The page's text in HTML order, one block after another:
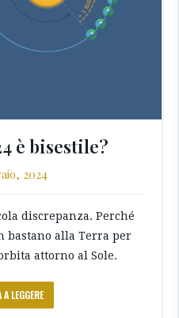
è bisestile?
2024
discrepanza. Perché
bastano alla Terra per
attorno al Sole.
LEGGERE